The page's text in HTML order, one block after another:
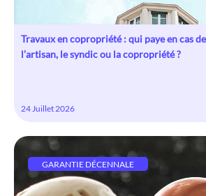
Travaux en copropriété : qui paye en cas
l’artisan, le syndic ou la copropriété ?
24 Juillet 2026
GARANTIE DÉCENNALE